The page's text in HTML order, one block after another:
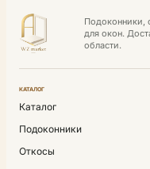
Подоконники,
для окон.
области.
КАТАЛОГ
Каталог
Подоконники
Откосы